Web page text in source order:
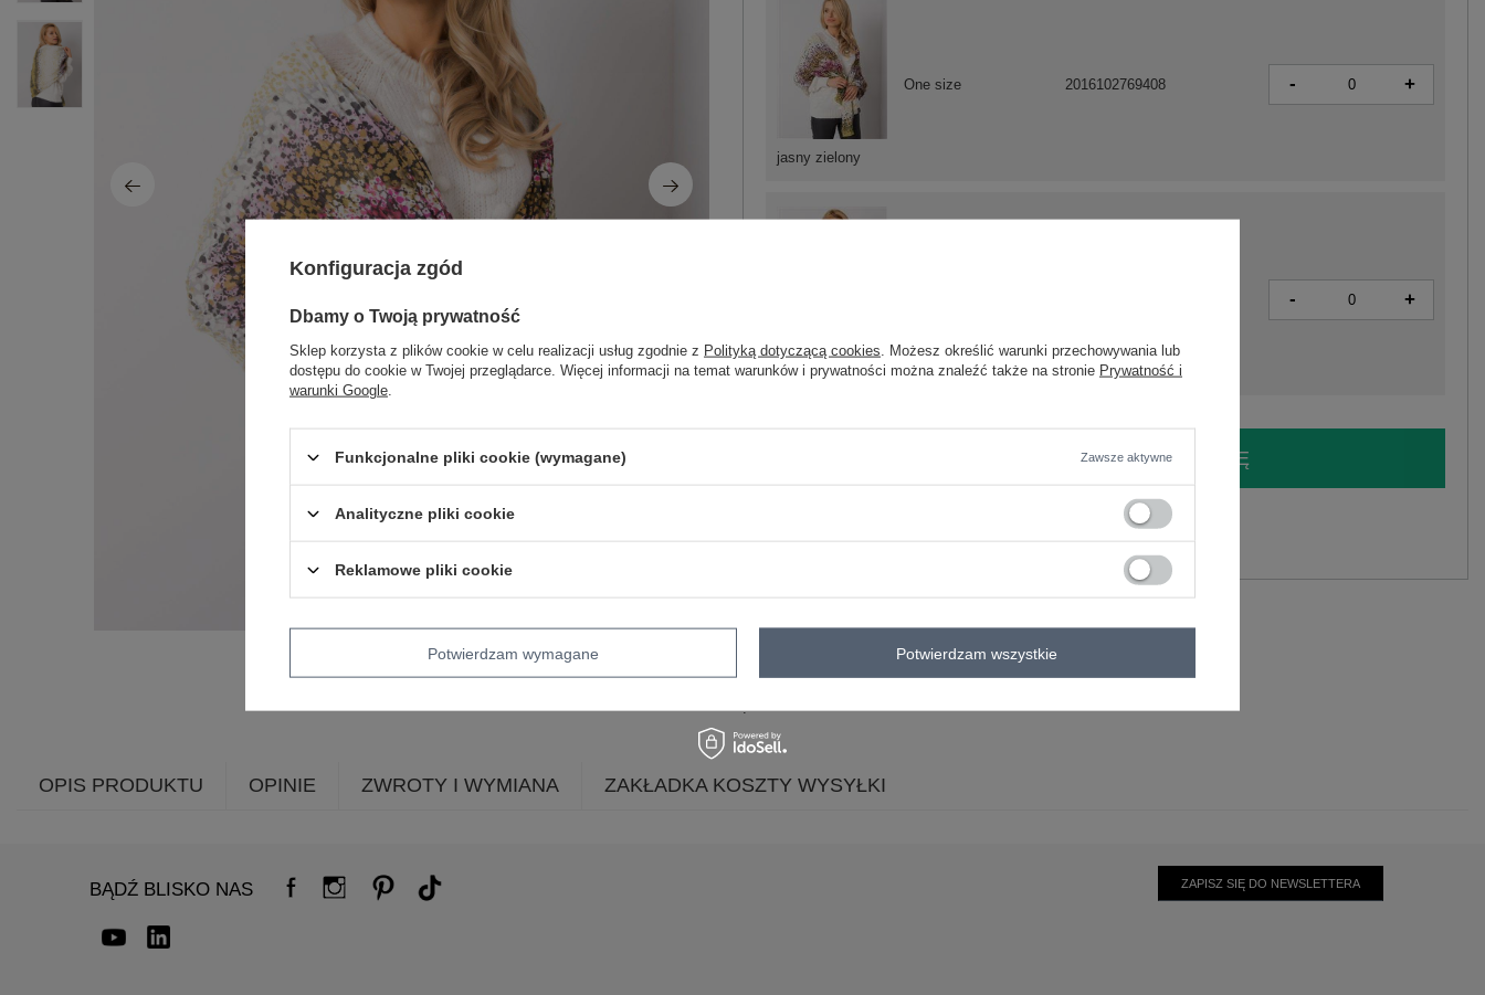
jasny zielony
One size 2016102769408 - +
pomarańczowy
- +
ZALOGUJ SIĘ I ZOBACZ CENĘ
kwiaty
OPIS PRODUKTU OPINIE ZWROTY I WYMIANA ZAKŁADKA KOSZTY WYSYŁKI
BĄDŹ BLISKO NAS ZAPISZ SIĘ DO NEWSLETTERA
Konfiguracja zgód
Dbamy o Twoją prywatność
Sklep korzysta z plików cookie w celu realizacji usług zgodnie z Polityką dotyczącą cookies . Możesz określić warunki przechowywania lub
dostępu do cookie w Twojej przeglądarce. Więcej informacji na temat warunków i prywatności można znaleźć także na stronie Prywatność i
warunki Google
Funkcjonalne pliki cookie (wymagane) Zawsze aktywne
Analityczne pliki cookie
Reklamowe pliki cookie
Potwierdzam wymagane Potwierdzam wszystkie